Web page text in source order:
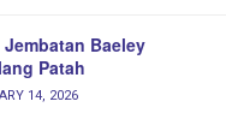
Baeley
Patah
14, 2026